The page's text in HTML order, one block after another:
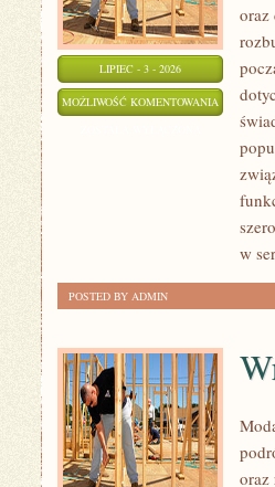
LIPIEC - 3 - 2026
MOŻLIWOŚĆ KOMENTOWANIA AEROBIK
FITNESS
GRUPOWY
oraz
w
POSTED BY ADMIN
oraz